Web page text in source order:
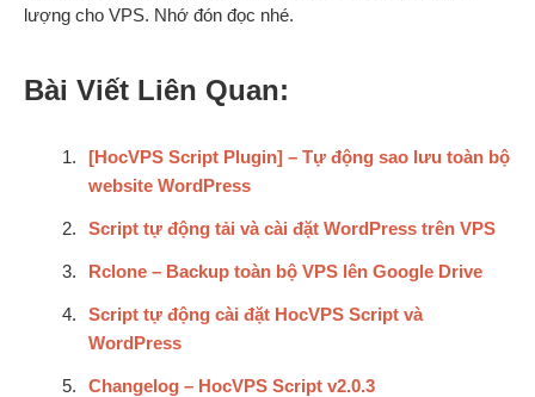
lượng cho VPS. Nhớ đón đọc nhé.
Bài Viết Liên Quan:
[HocVPS Script Plugin] – Tự động sao lưu toàn bộ
website WordPress
Script tự động tải và cài đặt WordPress trên VPS
Rclone – Backup toàn bộ VPS lên Google Drive
Script tự động cài đặt HocVPS Script và
WordPress
Changelog – HocVPS Script v2.0.3